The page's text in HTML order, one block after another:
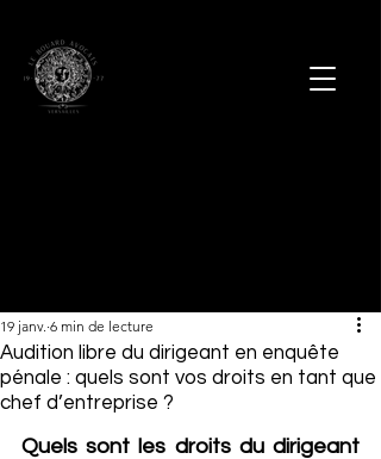
Audition libre du dirigeant en enquête
pénale : quels sont vos droits en tant que
chef d’entreprise ?
19 janv. 6 min de lecture
Quels sont les droits du dirigeant